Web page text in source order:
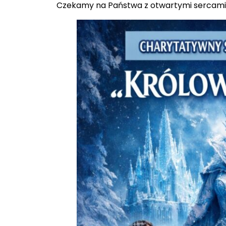
Czekamy na Państwa z otwartymi